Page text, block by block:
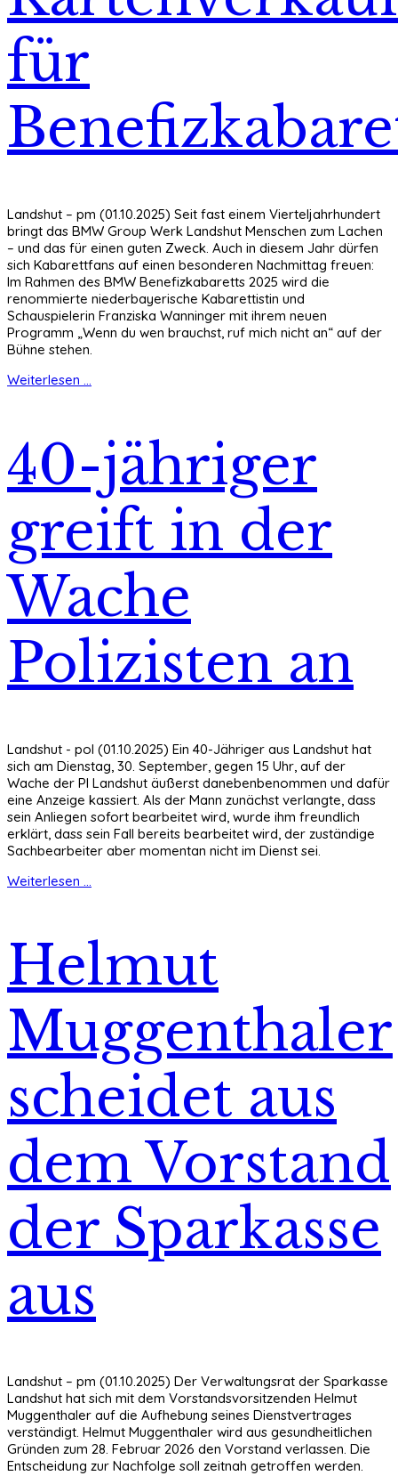
für
Landshut – pm (01.10.2025) Seit fast einem Vierteljahrhundert
bringt das BMW Group Werk Landshut Menschen zum Lachen
– und das für einen guten Zweck. Auch in diesem Jahr dürfen
sich Kabarettfans auf einen besonderen Nachmittag freuen:
Im Rahmen des BMW Benefizkabaretts 2025 wird die
renommierte niederbayerische Kabarettistin und
Schauspielerin Franziska Wanninger mit ihrem neuen
Programm „Wenn du wen brauchst, ruf mich nicht an“ auf der
Bühne stehen.
Weiterlesen ...
40-jähriger
greift in der
Wache
Polizisten an
Landshut - pol (01.10.2025) Ein 40-Jähriger aus Landshut hat
sich am Dienstag, 30. September, gegen 15 Uhr, auf der
Wache der PI Landshut äußerst danebenbenommen und dafür
eine Anzeige kassiert. Als der Mann zunächst verlangte, dass
sein Anliegen sofort bearbeitet wird, wurde ihm freundlich
erklärt, dass sein Fall bereits bearbeitet wird, der zuständige
Sachbearbeiter aber momentan nicht im Dienst sei.
Weiterlesen ...
Helmut
Muggenthaler
scheidet aus
dem Vorstand
der Sparkasse
aus
Landshut – pm (01.10.2025) Der Verwaltungsrat der Sparkasse
Landshut hat sich mit dem Vorstandsvorsitzenden Helmut
Muggenthaler auf die Aufhebung seines Dienstvertrages
verständigt. Helmut Muggenthaler wird aus gesundheitlichen
Gründen zum 28. Februar 2026 den Vorstand verlassen. Die
Entscheidung zur Nachfolge soll zeitnah getroffen werden.